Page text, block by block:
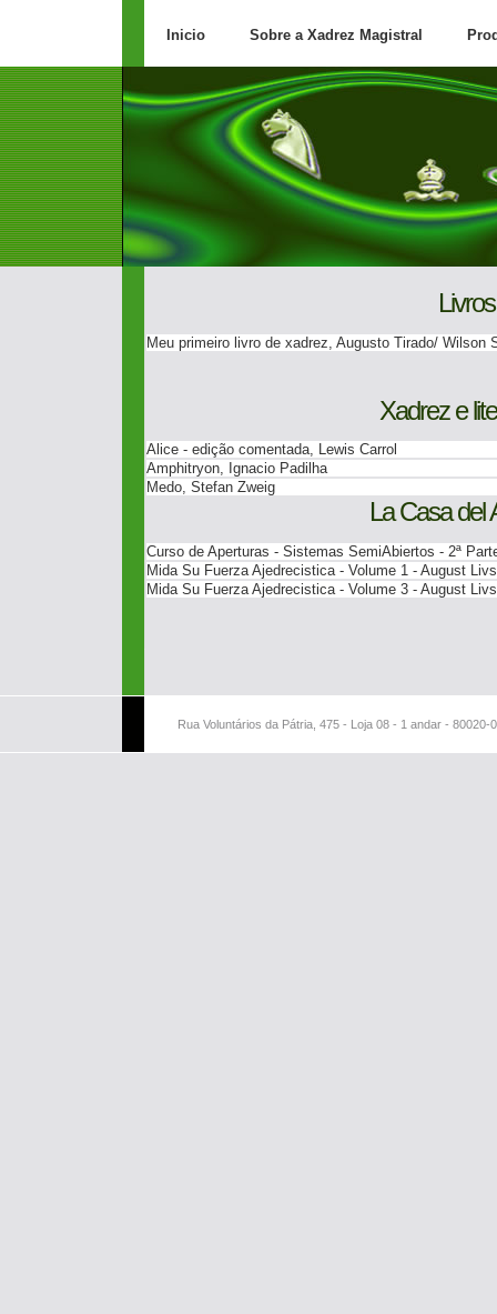
Inicio Sobre a Xadrez Magistral
Livros
Meu primeiro livro de xadrez, Augusto Tirado/ Wilson
Xadrez e
Alice - edição comentada, Lewis Carrol
Amphitryon, Ignacio Padilha
Medo, Stefan Zweig
La Casa del
Curso de Aperturas - Sistemas SemiAbiertos - 2ª
Mida Su Fuerza Ajedrecistica - Volume 1 - August
Mida Su Fuerza Ajedrecistica - Volume 3 - August
Rua Voluntários da Pátria, 475 - Loja 08 - 1 andar - 80020-